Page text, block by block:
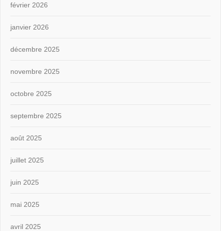
février 2026
janvier 2026
décembre 2025
novembre 2025
octobre 2025
septembre 2025
août 2025
juillet 2025
juin 2025
mai 2025
avril 2025